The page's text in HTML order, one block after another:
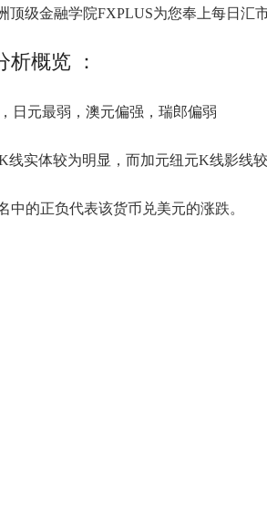
顶级金融学院FXPLUS为您奉上每日汇
析概览 ：
日元最弱，澳元偏强，瑞郎偏弱
线实体较为明显，而加元纽元K线影线
中的正负代表该货币兑美元的涨跌。